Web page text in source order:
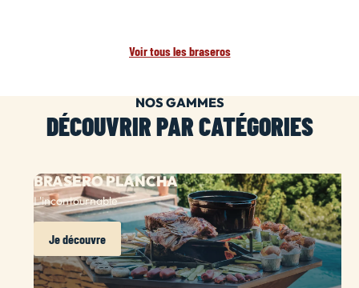
Voir tous les braseros
NOS GAMMES
DÉCOUVRIR PAR CATÉGORIES
BRASERO PLANCHA
L'incontournable
Je découvre